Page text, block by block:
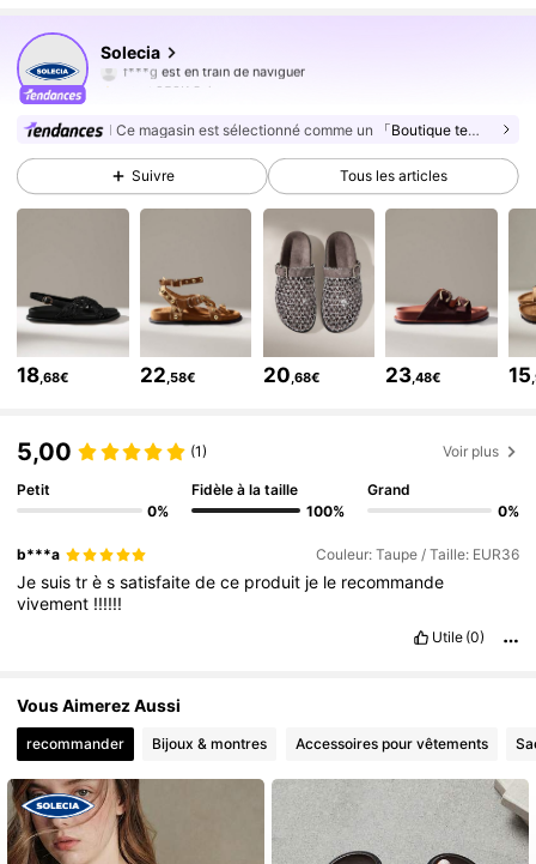
Solecia
f***gest en train de naviguer
4,81
258K Suiveurs
4,81 258K Suiveurs
4,81 258K Suiveurs
258K Suiveurs
4,81 258K Suiveurs
4,81 258K Suiveurs
Ce magasin est sélectionné comme un 「Boutique tendance」
Suivre Tous les articles
18,68€ 22,58€ 20,68€ 23,48€ 15
5,00 (1) Voir plus
Petit
0%
Fidèle à la taille
100%
Grand
0%
b***a Couleur: Taupe / Taille: EUR36
Jesuistrèssatisfaitedece produit je le recommande
vivement !!!!!!
Utile (0)
Vous Aimerez Aussi
recommander Bijoux & montres Accessoires pour vêtements